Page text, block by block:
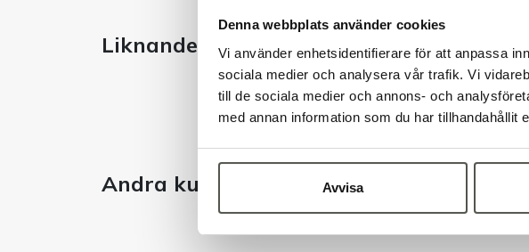
Denna webbplats använder cookies
Vi använder enhetsidentifierare för att anpassa
sociala medier och analysera vår trafik. Vi
till de sociala medier och annons- och
med annan information som du har
Avvisa
Liknande produkter
Andra kunder tittade även på
Handlar
Fortsätt som